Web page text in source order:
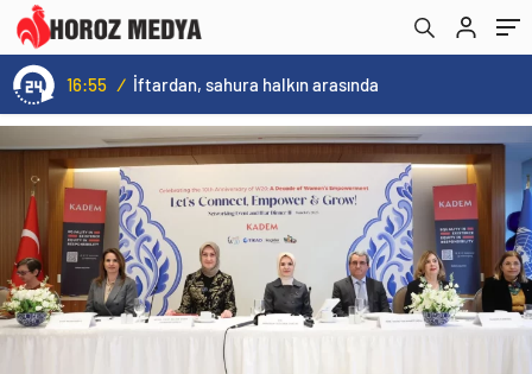
16:55 / İftardan, sahura halkın arasında